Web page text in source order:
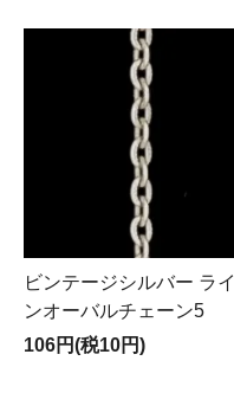
ビンテージシルバー ライ
ンオーバルチェーン5
106円(税10円)